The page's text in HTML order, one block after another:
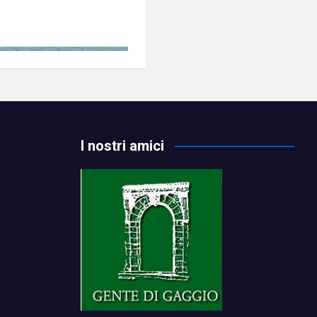
I nostri amici